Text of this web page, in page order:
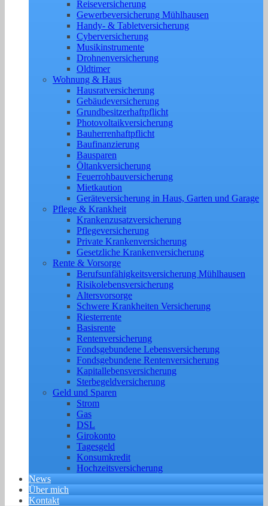
Reiseversicherung
Gewerbeversicherung Mühlhausen
Handy- & Tabletversicherung
Cyberversicherung
Musikinstrumente
Drohnenversicherung
Oldtimer
Wohnung & Haus
Hausratversicherung
Gebäudeversicherung
Grundbesitzerhaftpflicht
Photovoltaikversicherung
Bauherrenhaftpflicht
Baufinanzierung
Bausparen
Öltankversicherung
Feuerrohbauversicherung
Mietkaution
Geräteversicherung in Haus, Garten und Garage
Pflege & Krankheit
Krankenzusatzversicherung
Pflegeversicherung
Private Krankenversicherung
Gesetzliche Krankenversicherung
Rente & Vorsorge
Berufs­unfähigkeitsversicherung Mühlhausen
Risikolebensversicherung
Altersvorsorge
Schwere Krankheiten Versicherung
Riesterrente
Basisrente
Rentenversicherung
Fondsgebundene Lebensversicherung
Fondsgebundene Rentenversicherung
Kapitallebensversicherung
Sterbegeldversicherung
Geld und Sparen
Strom
Gas
DSL
Girokonto
Tagesgeld
Konsumkredit
Hochzeitsversicherung
News
Über mich
Kontakt